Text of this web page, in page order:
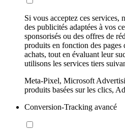
Si vous acceptez ces services,
des publicités adaptées à vos
sponsorisés ou des offres de
produits en fonction des pages
achats, tout en évaluant leur
utilisons les services tiers
Meta-Pixel, Microsoft
produits basées sur les clics,
Conversion-Tracking avancé